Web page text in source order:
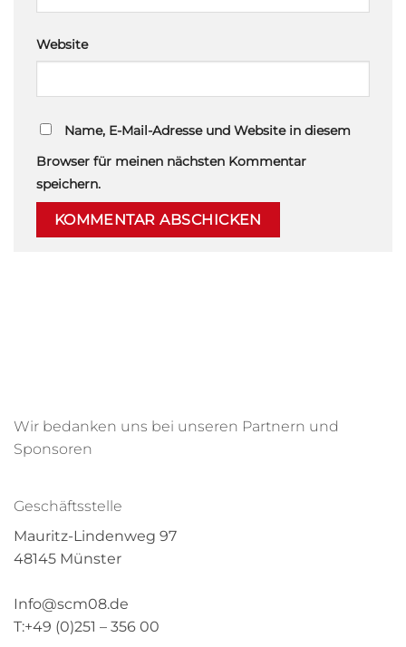
Website
Name, E-Mail-Adresse und Website in diesem
Browser für meinen nächsten Kommentar
speichern.
Wir bedanken uns bei unseren Partnern und
Sponsoren
Geschäftsstelle
Mauritz-Lindenweg 97
48145 Münster
Info@scm08.de
T:+49 (0)251 – 356 00